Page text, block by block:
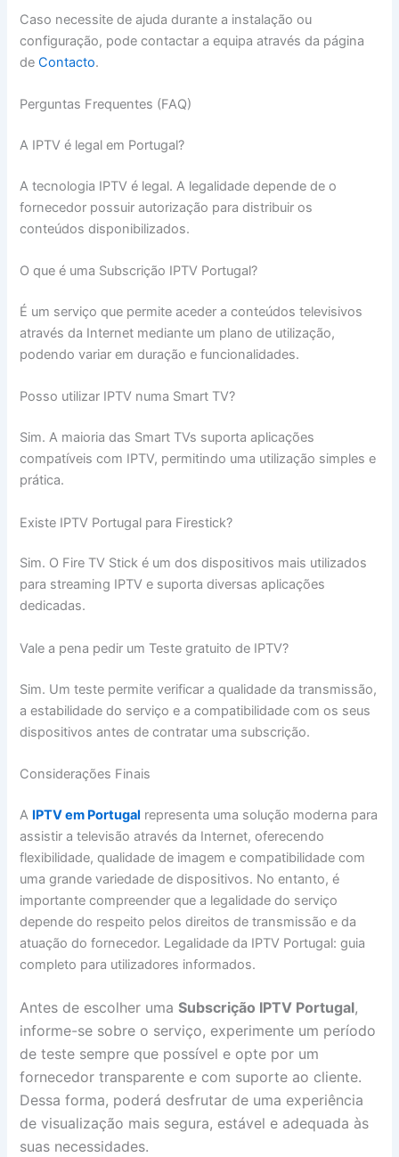
Caso necessite de ajuda durante a instalação ou
configuração, pode contactar a equipa através da página
deContacto.
Perguntas Frequentes (FAQ)
A IPTV é legal em Portugal?
A tecnologia IPTV é legal. A legalidade depende de o
fornecedor possuir autorização para distribuir os
conteúdos disponibilizados.
O que é uma Subscrição IPTV Portugal?
É um serviço que permite aceder a conteúdos televisivos
através da Internet mediante um plano de utilização,
podendo variar em duração e funcionalidades.
Posso utilizar IPTV numa Smart TV?
Sim. A maioria das Smart TVs suporta aplicações
compatíveis com IPTV, permitindo uma utilização simples e
prática.
Existe IPTV Portugal para Firestick?
Sim. O Fire TV Stick é um dos dispositivos mais utilizados
para streaming IPTV e suporta diversas aplicações
dedicadas.
Vale a pena pedir um Teste gratuito de IPTV?
Sim. Um teste permite verificar a qualidade da transmissão,
a estabilidade do serviço e a compatibilidade com os seus
dispositivos antes de contratar uma subscrição.
Considerações Finais
A IPTV em Portugal representa uma solução moderna para
assistir a televisão através da Internet, oferecendo
flexibilidade, qualidade de imagem e compatibilidade com
uma grande variedade de dispositivos. No entanto, é
importante compreender que a legalidade do serviço
depende do respeito pelos direitos de transmissão e da
atuação do fornecedor. Legalidade da IPTV Portugal: guia
completo para utilizadores informados.
Antes de escolher umaSubscrição IPTV Portugal,
informe-se sobre o serviço, experimente um período
de teste sempre que possível e opte por um
fornecedor transparente e com suporte ao cliente.
Dessa forma, poderá desfrutar de uma experiência
de visualização mais segura, estável e adequada às
suas necessidades.